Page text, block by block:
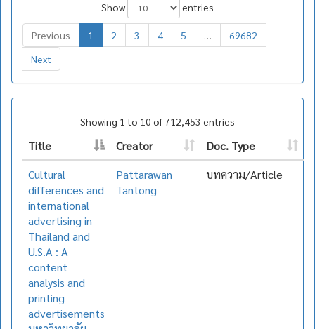
Show entries
Previous 1 2 3 4 5 …
69682
Next
Showing 1 to 10 of 712,453 entries
Title Creator
Doc. Type
Cultural
differences and
international
advertising in
Thailand and
U.S.A : A
content
analysis and
printing
advertisements
Pattarawan
Tantong
บทความ/Article